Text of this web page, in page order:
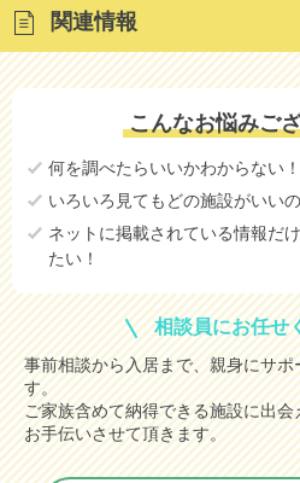
関連情報
こんなお悩みご
何を調べたらいいかわからない！
いろいろ見てもどの施設がいい
ネットに掲載されている情報だ
たい！
相談員にお任せ
事前相談から入居まで、親身にサポ
す。
ご家族含めて納得できる施設に出会
お手伝いさせて頂きます。